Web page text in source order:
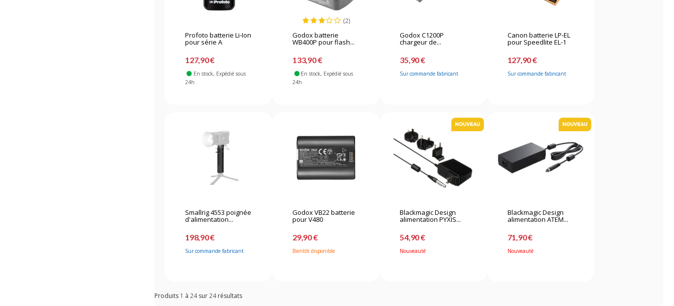
Profoto batterie Li-Ion
pour série A
127,90 €
En stock, Expédié sous
24h
(2)
Godox batterie
WB400P pour flash...
133,90 €
En stock, Expédié sous
24h
Godox C1200P
chargeur de...
35,90 €
Sur commande fabricant
Canon batterie LP-EL
pour Speedlite EL-1
127,90 €
Sur commande fabricant
Smallrig 4553 poignée
d'alimentation...
198,90 €
Sur commande fabricant
Godox VB22 batterie
pour V480
29,90 €
Bientôt disponible
Blackmagic Design
alimentation PYXIS...
54,90 €
Nouveauté
Blackmagic Design
alimentation ATEM...
71,90 €
Nouveauté
Produits 1 à24sur24résultats